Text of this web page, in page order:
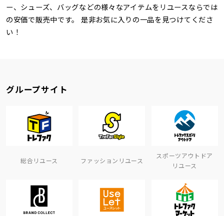
ー、シューズ、バッグなどの様々なアイテムをリユースならでは
の安価で販売中です。 是非お気に入りの一品を見つけてくださ
い！
グループサイト
総合リユース ファッションリユース
スポーツアウトドア
リユース